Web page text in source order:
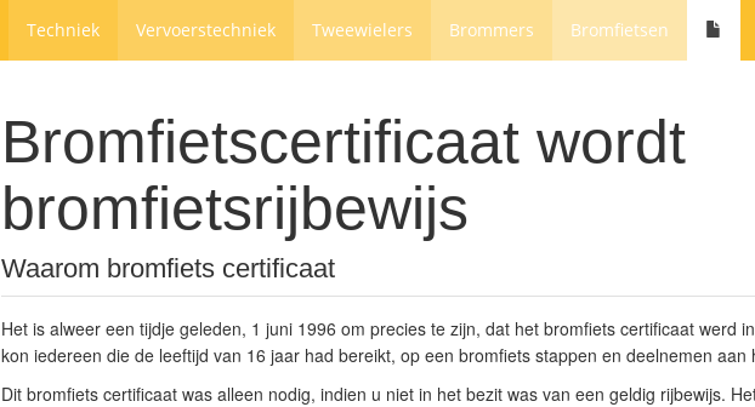
Techniek Vervoerstechniek Tweewielers Brommers Bromfietsen
Bromfietscertificaat wordt
bromfietsrijbewijs
Waarom bromfiets certificaat
Het is alweer een tijdje geleden, 1 juni 1996 om precies te zijn, dat het bromfiets certificaat werd
kon iedereen die de leeftijd van 16 jaar had bereikt, op een bromfiets stappen en deelnemen aan
Dit bromfiets certificaat was alleen nodig, indien u niet in het bezit was van een geldig rijbewijs.